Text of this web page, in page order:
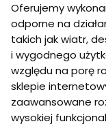
Oferujemy
odporne na
takich jak wiatr,
i wygodnego
względu na porę
sklepie
zaawansowane
wysokiej